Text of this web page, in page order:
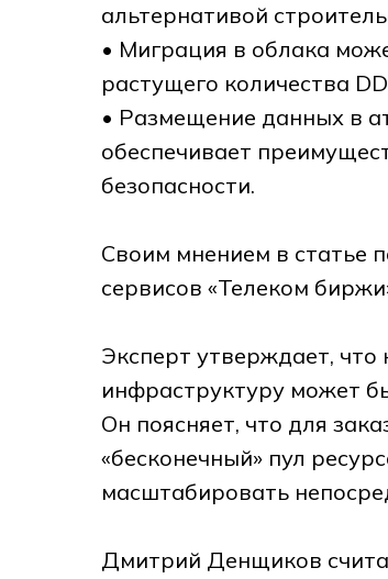
альтернативой
• Миграция в облака
растущего количества
• Размещение данных в
обеспечивает
безопасности.
Своим мнением в статье
сервисов «Телеком
Эксперт утверждает,
инфраструктуру может
Он поясняет, что для
«бесконечный» пул
масштабировать
Дмитрий Денщиков